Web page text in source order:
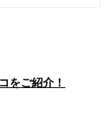
をご紹介！